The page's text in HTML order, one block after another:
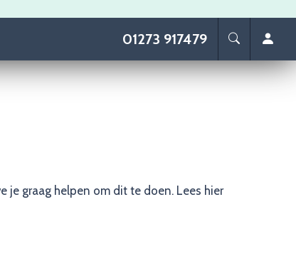
01273 917479
je graag helpen om dit te doen. Lees hier